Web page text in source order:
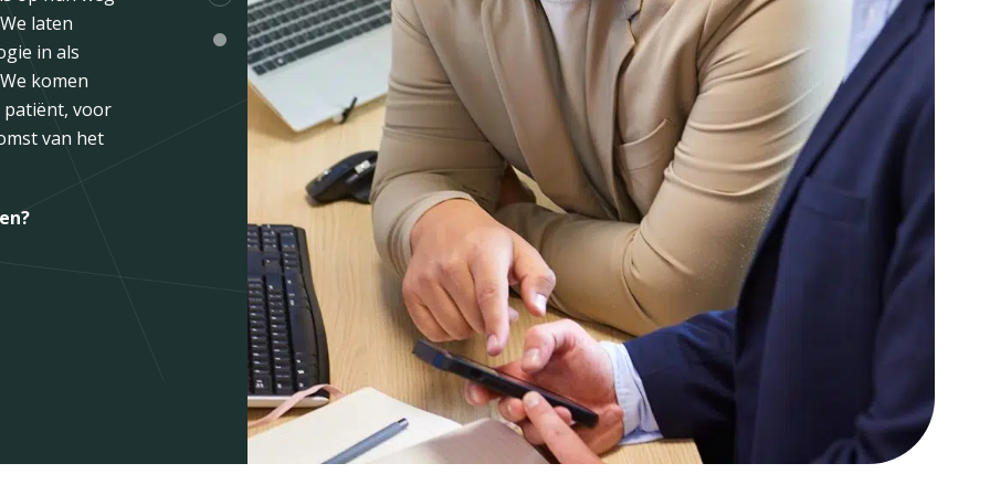
laten
in als
komen
patiënt, voor
van het
is?
lunch of
de
te doen.
nodig zijn.